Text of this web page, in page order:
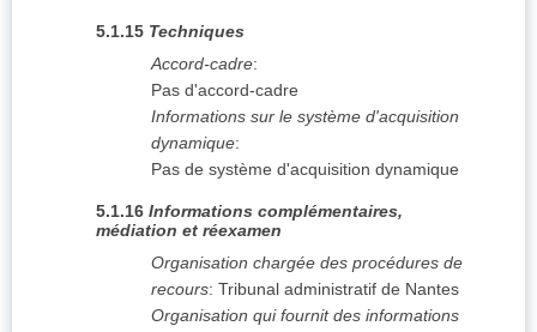
5.1.15 Techniques
Accord-cadre:
Pas d'accord-cadre
Informations sur le système d'acquisition
dynamique:
Pas de système d'acquisition dynamique
5.1.16 Informations complémentaires,
médiation et réexamen
Organisation chargée des procédures de
recours: Tribunal administratif de Nantes
Organisation qui fournit des informations